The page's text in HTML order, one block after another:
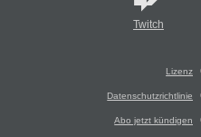
Twitch
Lizenz
Datenschutzrichtlinie
Abo jetzt kündigen